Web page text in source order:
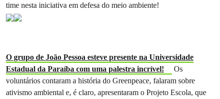
time nesta iniciativa em defesa do meio ambiente!
O grupo de João Pessoa esteve presente na Universidade
Estadual da Paraíba com uma palestra incrível!
Os
voluntários contaram a história do Greenpeace, falaram sobre
ativismo ambiental e, é claro, apresentaram o Projeto Escola, que